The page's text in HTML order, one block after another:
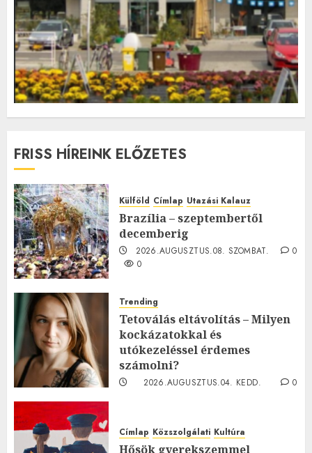
FRISS HÍREINK ELŐZETES
Külföld Címlap Utazási Kalauz
Brazília – szeptembertől
decemberig
2026.AUGUSZTUS.08. SZOMBAT.
0
0
Trending
Tetoválás eltávolítás – Milyen
kockázatokkal és
utókezeléssel érdemes
számolni?
2026.AUGUSZTUS.04. KEDD.
0
Címlap Közszolgálati Kultúra
Hősök gyerekszemmel